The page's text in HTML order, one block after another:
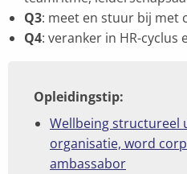
Q3: meet en stuur bij met
Q4: veranker in HR-cyclus
Opleidingstip:
Wellbeing structureel
organisatie, word
ambassabor